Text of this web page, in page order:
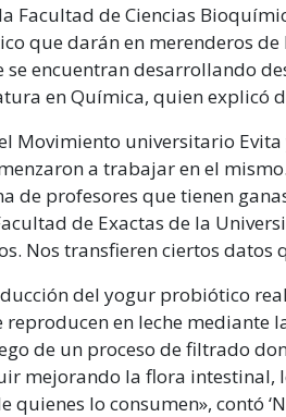
Facultad de Ciencias
que darán en merenderos
encuentran desarrollando
en Química, quien explicó
Movimiento universitario
a trabajar en el
de profesores que tienen
de Exactas de la
Nos transfieren ciertos datos
del yogur probiótico
en leche mediante
de un proceso de filtrado
mejorando la flora intestinal,
lo consumen», contó